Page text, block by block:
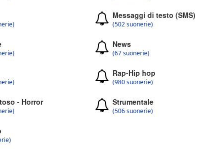
Messaggi di testo (SMS)
(502 suonerie)
News
(67 suonerie)
Rap-Hip hop
(980 suonerie)
- Horror Strumentale
(506 suonerie)